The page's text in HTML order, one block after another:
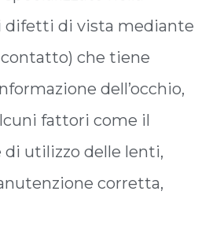
difetti di vista mediante
contatto) che tiene
dell’occhio,
fattori come il
di utilizzo delle lenti,
corretta,